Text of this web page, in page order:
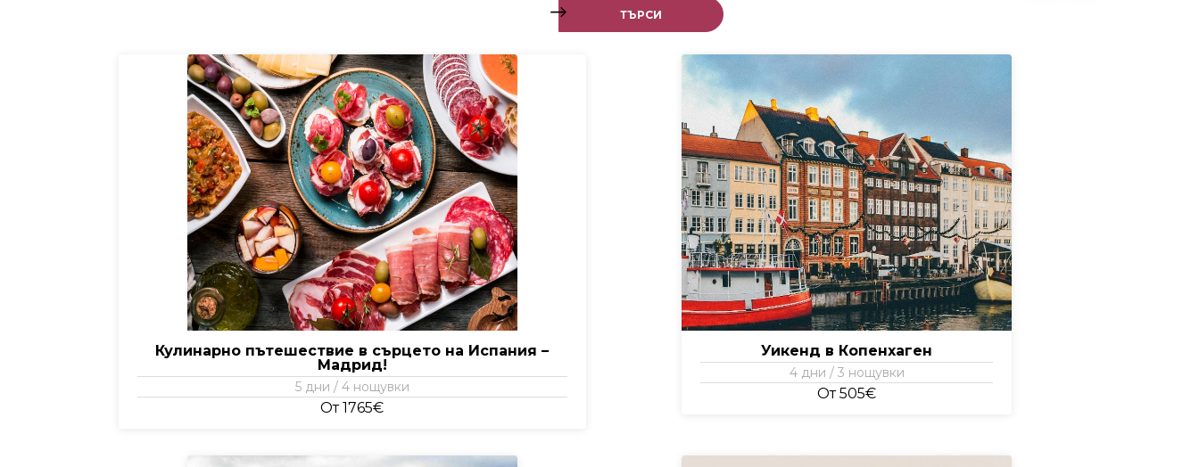
ТЪРСИ
Кулинарно пътешествие в сърцето на Испания –
Мадрид!
5 дни / 4 нощувки
От 1765€
Уикенд в Копенхаген
4 дни / 3 нощувки
От 505€